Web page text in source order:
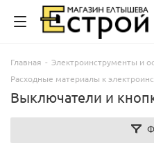
Главная - Электроинструменты и
Расходные материалы к
Выключатели и